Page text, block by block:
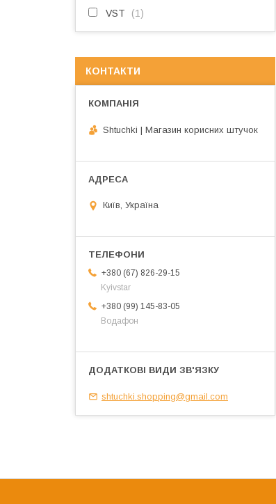
VST 1
КОНТАКТИ
Shtuchki | Магазин корисних штучок
Київ, Україна
+380 (67) 826-29-15
Kyivstar
+380 (99) 145-83-05
Водафон
shtuchki.shopping@gmail.com